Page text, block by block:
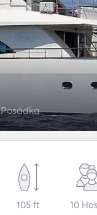
Posádka
105 ft 10